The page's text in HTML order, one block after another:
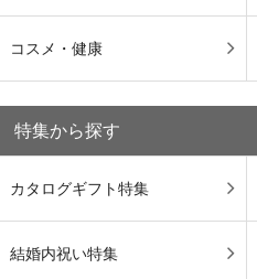
コスメ・健康
特集から探す
カタログギフト特集
結婚内祝い特集